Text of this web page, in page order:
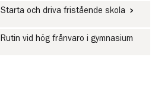
Starta och driva fristående skola
Rutin vid hög frånvaro i gymnasium